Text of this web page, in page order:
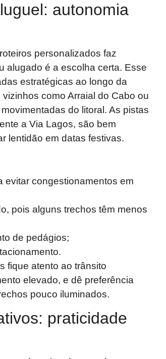
autonomia
personalizados faz
alugado é a escolha certa. Esse
estratégicas ao longo da
como Arraial do Cabo ou
do litoral. As pistas
a Via Lagos, são bem
lentidão em datas festivas.
evitar congestionamentos em
pois alguns trechos têm menos
de pedágios;
fique atento ao trânsito
elevado, e dê preferência
pouco iluminados.
praticidade